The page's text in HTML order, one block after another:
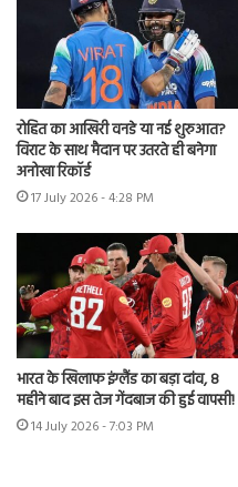
रोहित का आखिरी वनडे या नई शुरुआत?
विराट के साथ मैदान पर उतरते ही बनेगा
अनोखा रिकॉर्ड
17 July 2026 - 4:28 PM
भारत के खिलाफ इंग्लैंड का बड़ा दांव, 8
महीने बाद इस तेज गेंदबाज की हुई वापसी!
14 July 2026 - 7:03 PM